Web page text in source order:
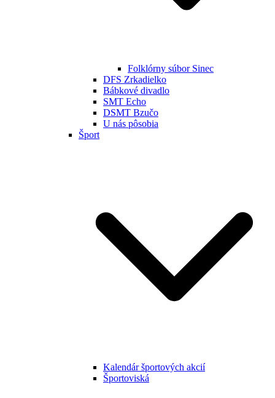
Folklórny súbor Sinec
DFS Zrkadielko
Bábkové divadlo
SMT Echo
DSMT Bzučo
U nás pôsobia
Šport
Kalendár športových akcií
Športoviská